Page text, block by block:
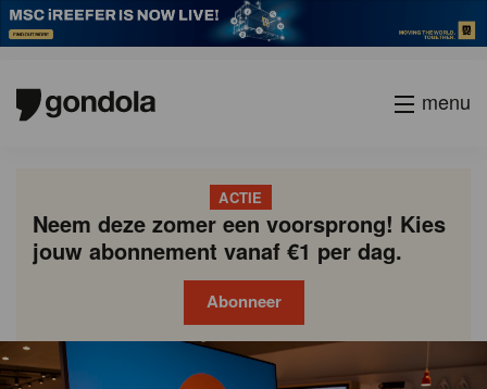
menu
ACTIE
Neem deze zomer een voorsprong! Kies
jouw abonnement vanaf €1 per dag.
Abonneer
Gondola
academy
Gondola
society